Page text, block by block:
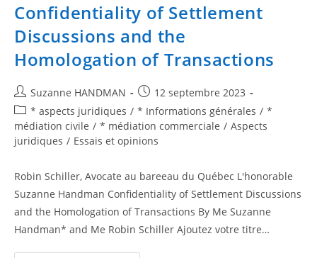
Confidentiality of Settlement
Discussions and the
Homologation of Transactions
Suzanne HANDMAN
12 septembre 2023
* aspects juridiques / * Informations générales / *
médiation civile / * médiation commerciale / Aspects
juridiques / Essais et opinions
Robin Schiller, Avocate au bareeau du Québec L'honorable
Suzanne Handman Confidentiality of Settlement Discussions
and the Homologation of Transactions By Me Suzanne
Handman* and Me Robin Schiller Ajoutez votre titre…